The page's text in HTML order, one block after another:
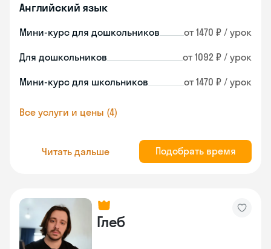
Английский язык
Мини-курс для дошкольников от 1470 ₽ / урок
Для дошкольников от 1092 ₽ / урок
Мини-курс для школьников от 1470 ₽ / урок
Все услуги и цены (4)
Читать дальше Подобрать время
Глеб